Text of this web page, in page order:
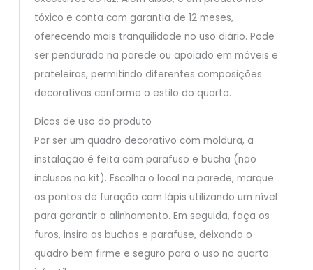
tóxico e conta com garantia de 12 meses,
oferecendo mais tranquilidade no uso diário. Pode
ser pendurado na parede ou apoiado em móveis e
prateleiras, permitindo diferentes composições
decorativas conforme o estilo do quarto.
Dicas de uso do produto
Por ser um quadro decorativo com moldura, a
instalação é feita com parafuso e bucha (não
inclusos no kit). Escolha o local na parede, marque
os pontos de furação com lápis utilizando um nível
para garantir o alinhamento. Em seguida, faça os
furos, insira as buchas e parafuse, deixando o
quadro bem firme e seguro para o uso no quarto